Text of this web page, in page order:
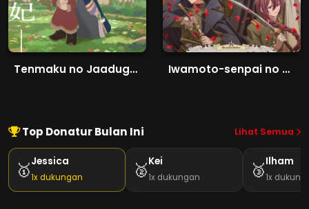
Tenmaku no Jaadugar Iwamoto-senpai no Suisen
Top Donatur Bulan Ini Lihat Semua
🥇Jessica
1x dukungan 🥈Kei
1x dukungan 🥉Ilham
1x